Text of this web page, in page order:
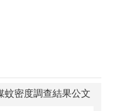
蚊密度調查結果公文